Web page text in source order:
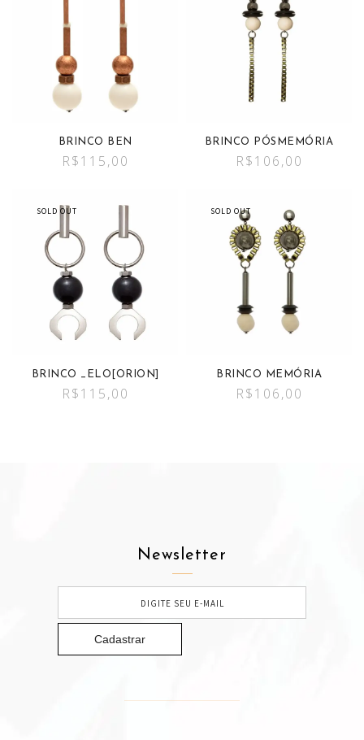
BRINCO BEN
R$115,00
BRINCO PÓSMEMÓRIA
R$106,00
SOLD OUT
BRINCO _ELO[ORION]
R$115,00
SOLD OUT
BRINCO MEMÓRIA
R$106,00
Newsletter